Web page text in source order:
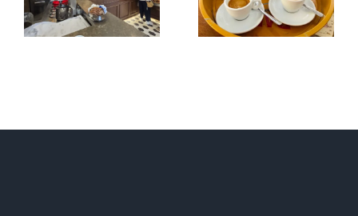
nostro
Calisto